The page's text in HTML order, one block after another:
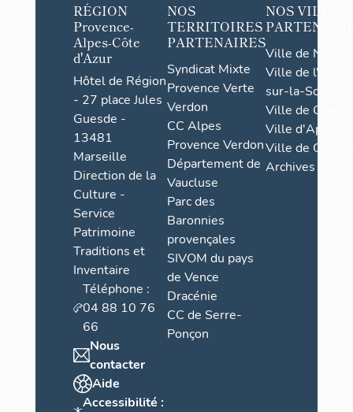
RÉGION
Provence-
Alpes-Côte
d'Azur
Hôtel de Région
- 27 place Jules
Guesde -
13481
Marseille
Direction de la
Culture -
Service
Patrimoine
Traditions et
Inventaire
Téléphone :
04 88 10 76
66
Nous
contacter
Aide
Accessibilité :
NOS
TERRITOIRES
PARTENAIRES
Syndicat Mixte
Provence Verte
Verdon
CC Alpes
Provence Verdon
Département de
Vaucluse
Parc des
Baronnies
provençales
SIVOM du pays
de Vence
Dracénie
CC de Serre-
Ponçon
NOS VILLES
Ville de Nice
Ville de l'Isle-
sur-la-Sorgue
Ville de Grasse
Ville d'Apt
Ville de
Archives